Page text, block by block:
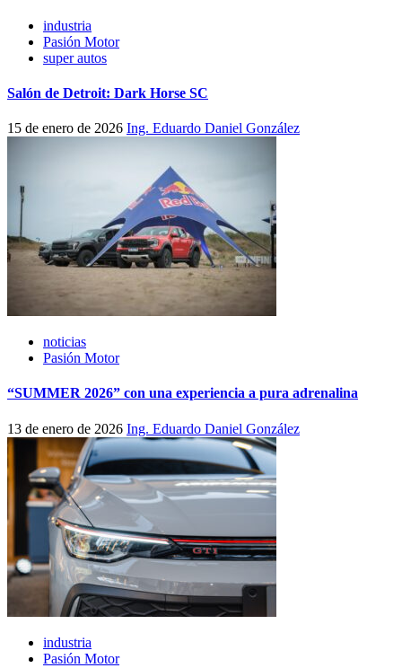
industria
Pasión Motor
super autos
Salón de Detroit: Dark Horse SC
15 de enero de 2026 Ing. Eduardo Daniel González
noticias
Pasión Motor
“SUMMER 2026” con una experiencia a pura adrenalina
13 de enero de 2026 Ing. Eduardo Daniel González
industria
Pasión Motor